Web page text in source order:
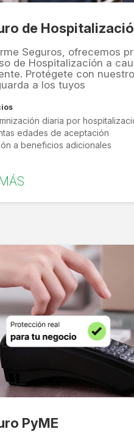
de
Seguros, ofrecemos
de Hospitalización a
Protégete con
a los tuyos
diaria por
edades de aceptación
a beneficios adicionales
PyME